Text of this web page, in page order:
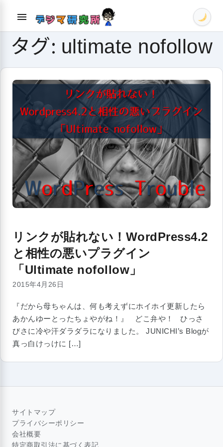
menu
タグ: ultimate nofollow
リンクが貼れない！WordPress4.2
と相性の悪いプラグイン
「Ultimate nofollow」
2015年4月26日
『だから母ちゃんは、何も考えずにホイホイ更新したら
あかんゆーとったちょやがね！』 どこ弁や！ ひっさ
びさに冷や汗ダラダラになりました。 JUNICHI’s Blogが
真っ白けっけに […]
サイトマップ
プライバシーポリシー
会社概要
特定商取引法に基づく表記